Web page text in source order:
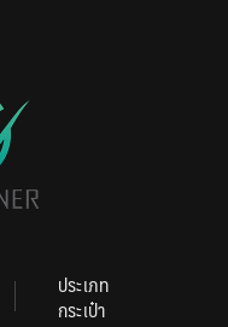
ประเภท
กระเป๋า